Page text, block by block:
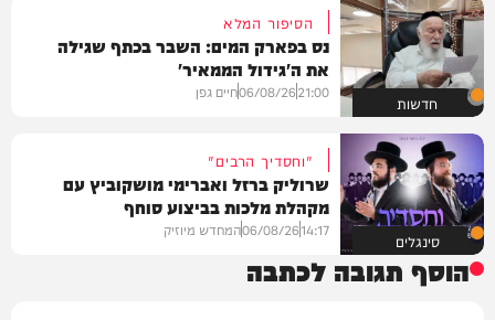
חדשות
הסיפור המלא
נס בפארק המים: השבר בכתף שגילה
את ה'גידול הממאיר'
21:00
06/08/26חיים גפן
סינגלים
"וחסדיך הרבים"
שרוליק ברזל ואברימי מושקוביץ עם
מקהלת מלכות בביצוע סוחף
14:17
06/08/26המחדש מיוזיק
הוסף תגובה לכתבה